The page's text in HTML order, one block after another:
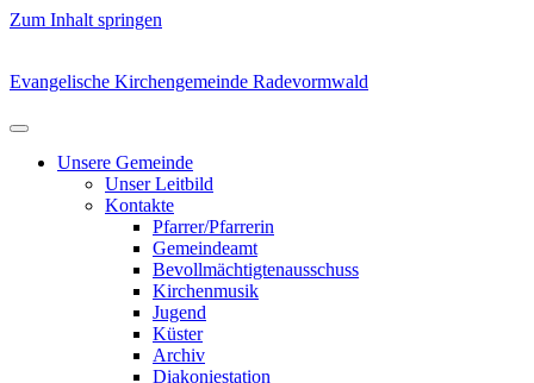
Zum Inhalt springen
Evangelische Kirchengemeinde Radevormwald
Unsere Gemeinde
Unser Leitbild
Kontakte
Pfarrer/Pfarrerin
Gemeindeamt
Bevollmächtigtenausschuss
Kirchenmusik
Jugend
Küster
Archiv
Diakoniestation